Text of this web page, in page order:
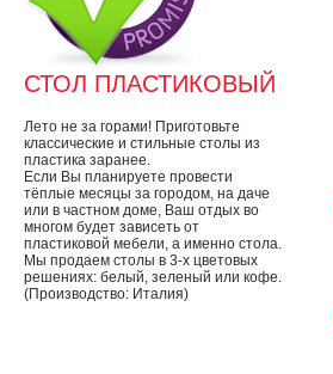
СТОЛ ПЛАСТИКОВЫЙ
Лето не за горами! Приготовьте
классические и стильные столы из
пластика заранее.
Если Вы планируете провести
тёплые месяцы за городом, на даче
или в частном доме, Ваш отдых во
многом будет зависеть от
пластиковой мебели, а именно стола.
Мы продаем столы в 3-х цветовых
решениях: белый, зеленый или кофе.
(Производство: Италия)